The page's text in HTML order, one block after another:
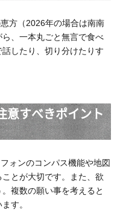
方（2026年の場合は南南
、一本丸ごと無言で食べ
したり、切り分けたりす
意すべきポイント
ォンのコンパス機能や地図
とが大切です。また、欲
複数の願い事を考えると
す。